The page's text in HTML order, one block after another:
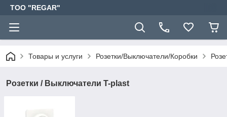
TOO "REGAR"
Товары и услуги Розетки/Выключатели/Коробки
Розетки / Выключатели T-plast